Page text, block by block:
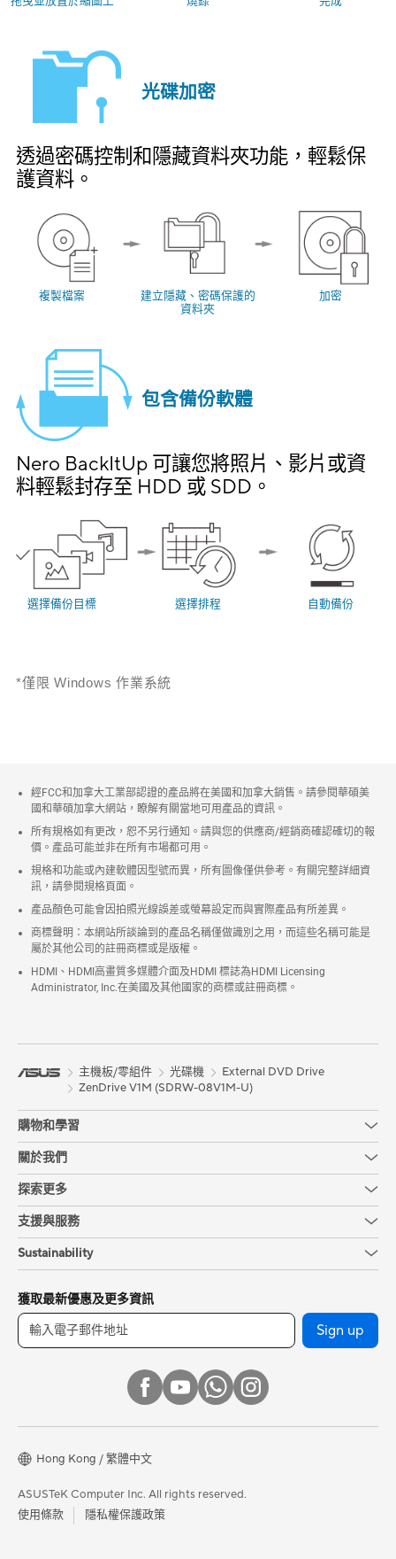
光碟加密
透過密碼控制和隱藏資料夾功能，輕鬆保
護資料。
複製檔案
建立隱藏、密碼保護的
資料夾
加密
包含備份軟體
Nero BackItUp 可讓您將照片、影片或資
料輕鬆封存至 HDD 或 SDD。
選擇備份目標 選擇排程 自動備份
*僅限 Windows 作業系統
經FCC和加拿大工業部認證的產品將在美國和加拿大銷售。請參閱華碩美
國和華碩加拿大網站，瞭解有關當地可用產品的資訊。
所有規格如有更改，恕不另行通知。請與您的供應商/經銷商確認確切的報
價。產品可能並非在所有市場都可用。
規格和功能或內建軟體因型號而異，所有圖像僅供參考。有關完整詳細資
訊，請參閱規格頁面。
產品顏色可能會因拍照光線誤差或螢幕設定而與實際產品有所差異。
商標聲明：本網站所談論到的產品名稱僅做識別之用，而這些名稱可能是
屬於其他公司的註冊商標或是版權。
HDMI、HDMI高畫質多媒體介面及HDMI 標誌為HDMI Licensing
Administrator, Inc.在美國及其他國家的商標或註冊商標。
主機板/零組件 光碟機
External DVD Drive
ZenDrive V1M (SDRW-08V1M-U)
購物和學習
關於我們
探索更多
支援與服務
Sustainability
獲取最新優惠及更多資訊
Sign up
Hong Kong / 繁體中文
ASUSTeK Computer Inc. All rights reserved.
使用條款
隱私權保護政策